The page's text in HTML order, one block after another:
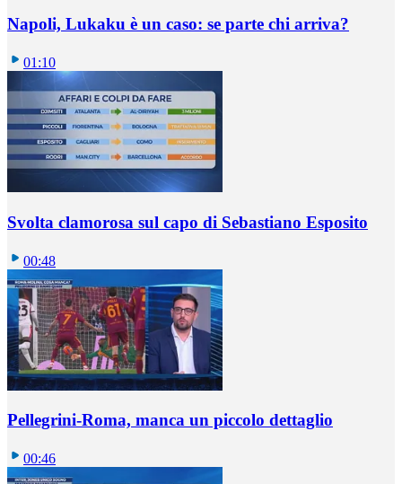
Napoli, Lukaku è un caso: se parte chi arriva?
01:10
Svolta clamorosa sul capo di Sebastiano Esposito
00:48
Pellegrini-Roma, manca un piccolo dettaglio
00:46